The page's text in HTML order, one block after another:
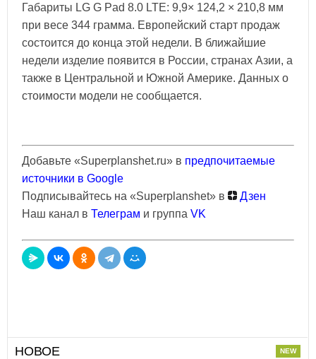
Габариты LG G Pad 8.0 LTE: 9,9× 124,2 × 210,8 мм
при весе 344 грамма. Европейский старт продаж
состоится до конца этой недели. В ближайшие
недели изделие появится в России, странах Азии, а
также в Центральной и Южной Америке. Данных о
стоимости модели не сообщается.
Добавьте «Superplanshet.ru» в предпочитаемые
источники в Google
Подписывайтесь на «Superplanshet» в
Дзен
Наш канал в Телеграм и группа VK
НОВОЕ